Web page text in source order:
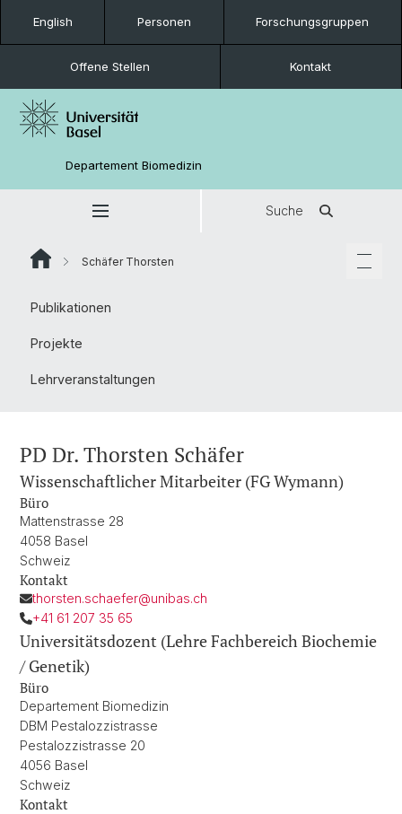
English Personen Forschungsgruppen
Offene Stellen Kontakt
Departement Biomedizin
Suche
Schäfer Thorsten
Publikationen
Projekte
Lehrveranstaltungen
PD Dr. Thorsten Schäfer
Wissenschaftlicher Mitarbeiter (FG Wymann)
Büro
Mattenstrasse 28
4058 Basel
Schweiz
Kontakt
thorsten.schaefer@unibas.ch
+41 61 207 35 65
Universitätsdozent (Lehre Fachbereich Biochemie
/ Genetik)
Büro
Departement Biomedizin
DBM Pestalozzistrasse
Pestalozzistrasse 20
4056 Basel
Schweiz
Kontakt